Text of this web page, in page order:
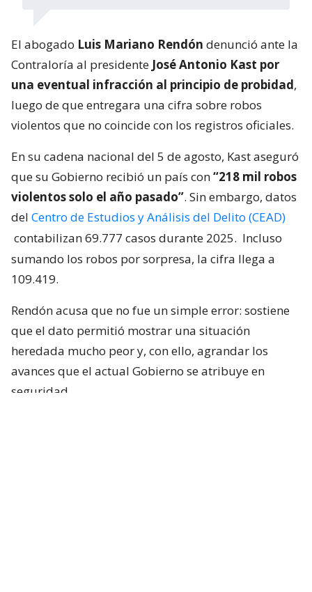
El abogado Luis Mariano Rendón denunció ante la
Contraloría al presidente José Antonio Kast por
una eventual infracción al principio de probidad,
luego de que entregara una cifra sobre robos
violentos que no coincide con los registros oficiales.
En su cadena nacional del 5 de agosto, Kast aseguró
que su Gobierno recibió un país con“218 mil robos
violentos solo el año pasado”. Sin embargo, datos
del Centro de Estudios y Análisis del Delito (CEAD)
contabilizan 69.777 casos durante 2025. Incluso
sumando los robos por sorpresa, la cifra llega a
109.419.
Rendón acusa que no fue un simple error: sostiene
que el dato permitió mostrar una situación
heredada mucho peor y, con ello, agrandar los
avances que el actual Gobierno se atribuye en
seguridad.